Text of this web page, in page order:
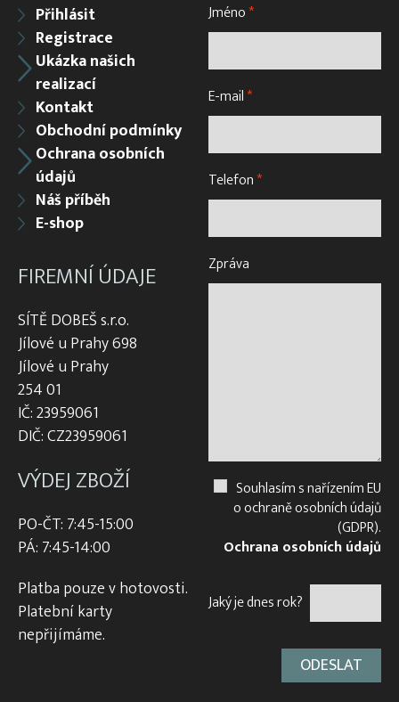
Přihlásit
Registrace
Ukázka našich
realizací
Kontakt
Obchodní podmínky
Ochrana osobních
údajů
Náš příběh
E-shop
FIREMNÍ ÚDAJE
SÍTĚ DOBEŠ s.r.o.
Jílové u Prahy 698
Jílové u Prahy
254 01
IČ: 23959061
DIČ: CZ23959061
VÝDEJ ZBOŽÍ
PO-ČT: 7:45-15:00
PÁ: 7:45-14:00
Platba pouze v hotovosti.
Platební karty
nepřijímáme.
Jméno*
E-mail*
Telefon*
Zpráva
Souhlasím s nařízením EU
o ochraně osobních údajů
(GDPR).
Ochrana osobních údajů
Jaký je dnes rok?